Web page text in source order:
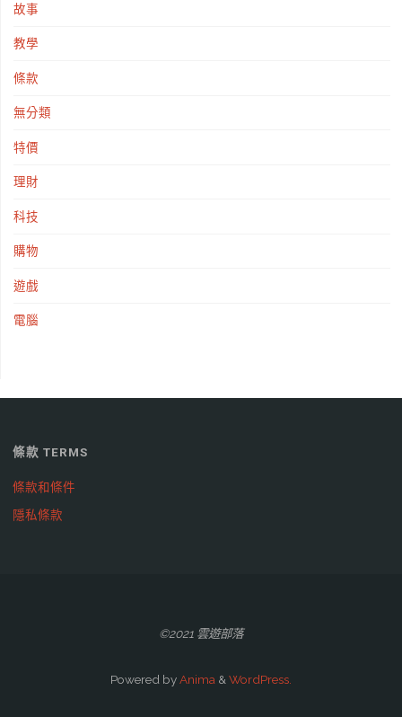
故事
教學
條款
無分類
特價
理財
科技
購物
遊戲
電腦
條款 TERMS
條款和條件
隱私條款
©2021 雲遊部落
Powered byAnima & WordPress.